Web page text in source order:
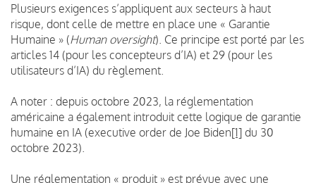
Plusieurs exigences s’appliquent aux secteurs à haut
risque, dont celle de mettre en place une « Garantie
Humaine » (Human oversight). Ce principe est porté par les
articles 14 (pour les concepteurs d’IA) et 29 (pour les
utilisateurs d’IA) du règlement.
A noter : depuis octobre 2023, la réglementation
américaine a également introduit cette logique de garantie
humaine en IA (executive order de Joe Biden[1] du 30
octobre 2023).
Une réglementation « produit » est prévue avec une